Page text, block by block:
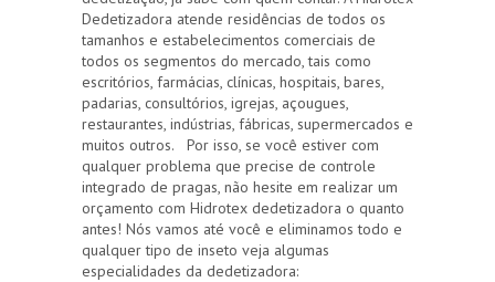
Dedetizadora atende residências de todos os
tamanhos e estabelecimentos comerciais de
todos os segmentos do mercado, tais como
escritórios, farmácias, clínicas, hospitais, bares,
padarias, consultórios, igrejas, açougues,
restaurantes, indústrias, fábricas, supermercados e
muitos outros. Por isso, se você estiver com
qualquer problema que precise de controle
integrado de pragas, não hesite em realizar um
orçamento com Hidrotex dedetizadora o quanto
antes! Nós vamos até você e eliminamos todo e
qualquer tipo de inseto veja algumas
especialidades da dedetizadora: